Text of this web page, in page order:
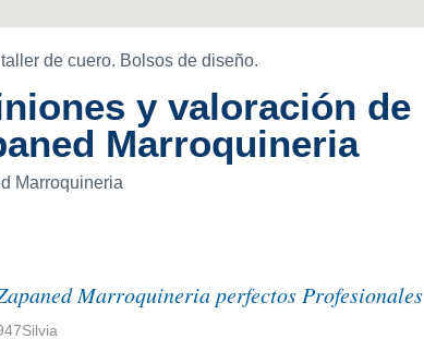
de cuero. Bolsos de diseño.
y valoración de
Marroquineria
Marroquineria
Marroquineria perfectos Profesionales